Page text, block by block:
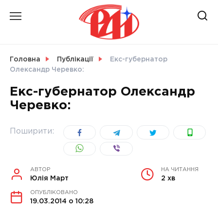
УКРАЇНА
Головна Публікації
Екс-губернатор
Олександр Черевко:
Екс-губернатор Олександр
Черевко:
Поширити:
АВТОР
Юлія Март
НА ЧИТАННЯ
2 хв
ОПУБЛІКОВАНО
19.03.2014 о 10:28